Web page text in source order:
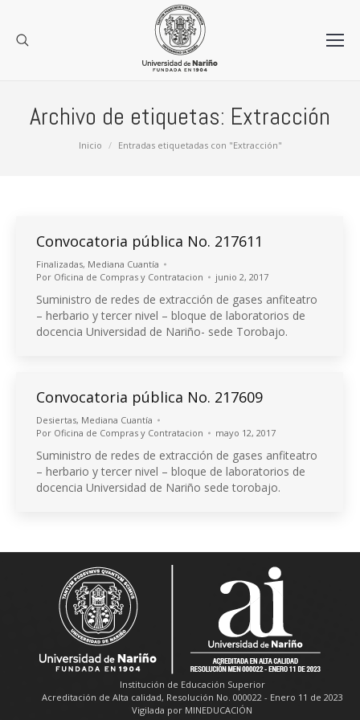
Archivo de etiquetas: Extracción
Inicio Entradas etiquetadas con "Extracción"
Convocatoria pública No. 217611
Finalizadas, Mediana Cuantía
Por Oficina de Compras y Contratacion junio 2, 2017
Suministro de redes de extracción de gases anfiteatro
– herbario y tercer nivel – bloque de laboratorios de
docencia Universidad de Nariño- sede Torobajo.
Convocatoria pública No. 217609
Desiertas, Mediana Cuantía
Por Oficina de Compras y Contratacion mayo 12, 2017
Suministro de redes de extracción de gases anfiteatro
– herbario y tercer nivel – bloque de laboratorios de
docencia Universidad de Nariño sede torobajo.
Institución de Educación Superior
Acreditación de Alta calidad, Resolución No. 000022 - Enero 11 de 2023
Vigilada por MINEDUCACIÓN